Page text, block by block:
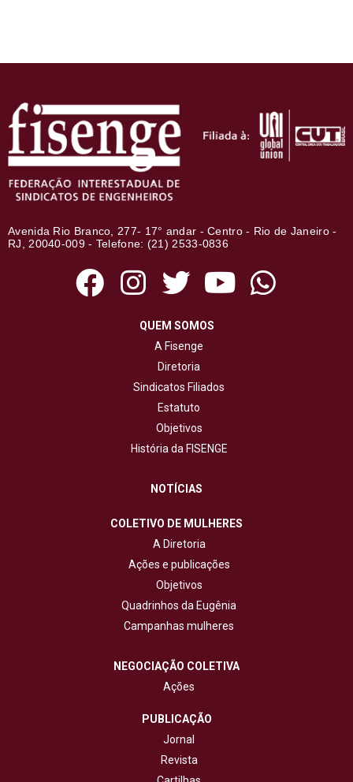
Avenida Rio Branco, 277- 17° andar - Centro - Rio de Janeiro -
RJ, 20040-009 - Telefone: (21) 2533-0836
QUEM SOMOS
A Fisenge
Diretoria
Sindicatos Filiados
Estatuto
Objetivos
História da FISENGE
NOTÍCIAS
COLETIVO DE MULHERES
A Diretoria
Ações e publicações
Objetivos
Quadrinhos da Eugênia
Campanhas mulheres
NEGOCIAÇÃO COLETIVA
Ações
PUBLICAÇÃO
Jornal
Revista